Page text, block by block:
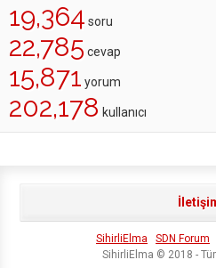
19,364 soru
22,785 cevap
15,871 yorum
202,178 kullanıcı
SihirliElma SDN Forum
SihirliElma © 2018 -